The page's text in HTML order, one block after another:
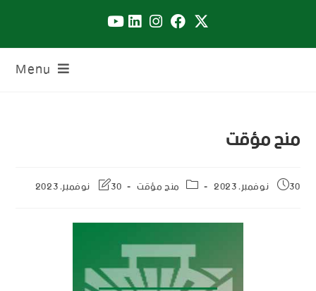
Menu
منح مؤقت
30 نوفمبر، 2023 منح مؤقت 30 نوفمبر، 2023